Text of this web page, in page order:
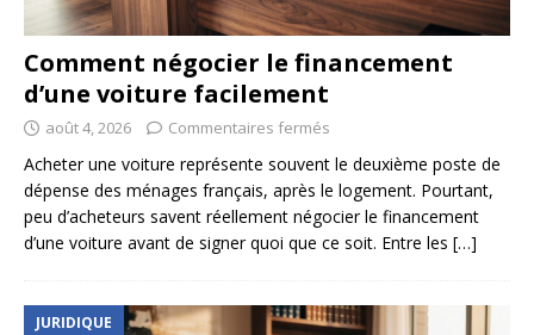
Comment négocier le financement
d’une voiture facilement
août 4, 2026 Commentaires fermés
Acheter une voiture représente souvent le deuxième poste de
dépense des ménages français, après le logement. Pourtant,
peu d’acheteurs savent réellement négocier le financement
d’une voiture avant de signer quoi que ce soit. Entre les […]
JURIDIQUE